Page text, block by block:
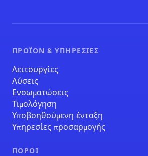
ΠΡΟΪΌΝ & ΥΠΗΡΕΣΊΕΣ
Λειτουργίες
Λύσεις
Ενσωματώσεις
Τιμολόγηση
Υποβοηθούμενη ένταξη
Υπηρεσίες προσαρμογής
ΠΌΡΟΙ